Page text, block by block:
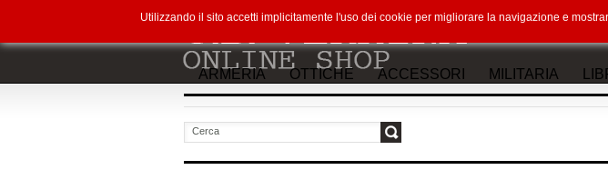
ARMERIA OTTICHE ACCESSORI MILITARIA
Utilizzando il sito accetti implicitamente l'uso dei cookie per migliorare la navigazione e